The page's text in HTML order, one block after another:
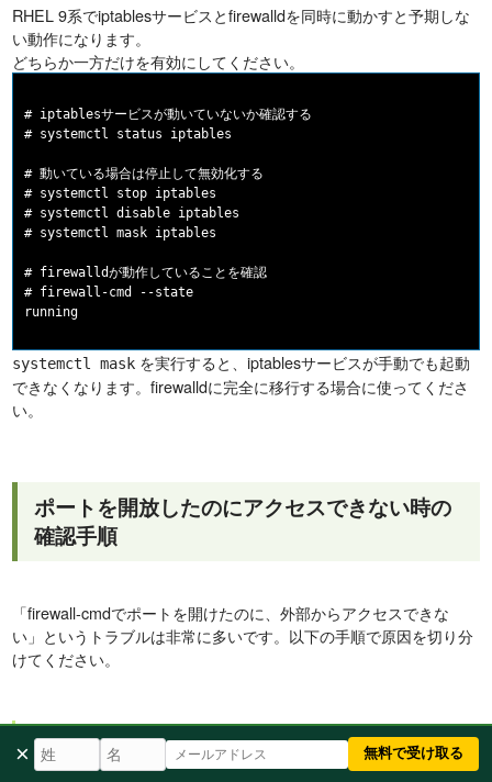
RHEL 9系でiptablesサービスとfirewalldを同時に動かすと予期しな
い動作になります。
どちらか一方だけを有効にしてください。
# iptablesサービスが動いていないか確認する
# systemctl status iptables
# 動いている場合は停止して無効化する
# systemctl stop iptables
# systemctl disable iptables
# systemctl mask iptables
# firewalldが動作していることを確認
# firewall-cmd --state
systemctl mask を実行すると、iptablesサービスが手動でも起動
できなくなります。firewalldに完全に移行する場合に使ってくださ
い。
ポートを開放したのにアクセスできない時の
確認手順
「firewall-cmdでポートを開けたのに、外部からアクセスできな
い」というトラブルは非常に多いです。以下の手順で原因を切り分
けてください。
1. firewalldの設定を再確認する
× 無料で受け取る